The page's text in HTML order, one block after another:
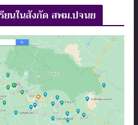
ยนในสังกัด สพม.ปจนย